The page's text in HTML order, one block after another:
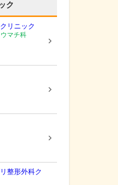
ク
リニック
マチ科
整形外科ク